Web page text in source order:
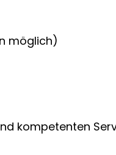
möglich)
kompetenten